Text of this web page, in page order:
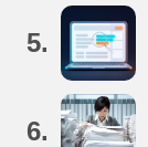
5.
6.